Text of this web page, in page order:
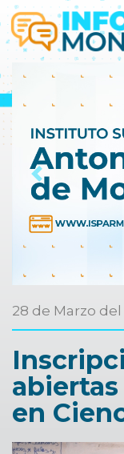
Previous
28 de Marzo del
en